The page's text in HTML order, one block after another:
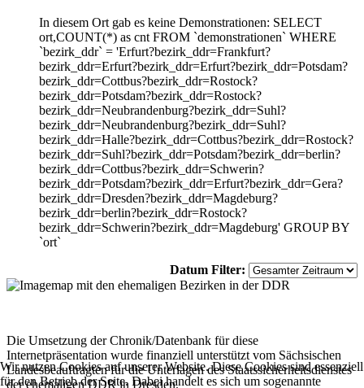
In diesem Ort gab es keine Demonstrationen: SELECT
ort,COUNT(*) as cnt FROM `demonstrationen` WHERE
`bezirk_ddr` = 'Erfurt?bezirk_ddr=Frankfurt?
bezirk_ddr=Erfurt?bezirk_ddr=Erfurt?bezirk_ddr=Potsdam?
bezirk_ddr=Cottbus?bezirk_ddr=Rostock?
bezirk_ddr=Potsdam?bezirk_ddr=Rostock?
bezirk_ddr=Neubrandenburg?bezirk_ddr=Suhl?
bezirk_ddr=Neubrandenburg?bezirk_ddr=Suhl?
bezirk_ddr=Halle?bezirk_ddr=Cottbus?bezirk_ddr=Rostock?
bezirk_ddr=Suhl?bezirk_ddr=Potsdam?bezirk_ddr=berlin?
bezirk_ddr=Cottbus?bezirk_ddr=Schwerin?
bezirk_ddr=Potsdam?bezirk_ddr=Erfurt?bezirk_ddr=Gera?
bezirk_ddr=Dresden?bezirk_ddr=Magdeburg?
bezirk_ddr=berlin?bezirk_ddr=Rostock?
bezirk_ddr=Schwerin?bezirk_ddr=Magdeburg' GROUP BY
`ort`
Datum Filter:
Die Umsetzung der Chronik/Datenbank für diese
Internetpräsentation wurde finanziell unterstützt vom Sächsischen
Landesbeauftragten für die Unterlagen des Staatssicherheitsdienstes
der ehemaligen DDR in Dresden.
Wir nutzen Cookies auf unserer Website. Diese Cookies sind essenziell
für den Betrieb der Seite. Dabei handelt es sich um sogenannte